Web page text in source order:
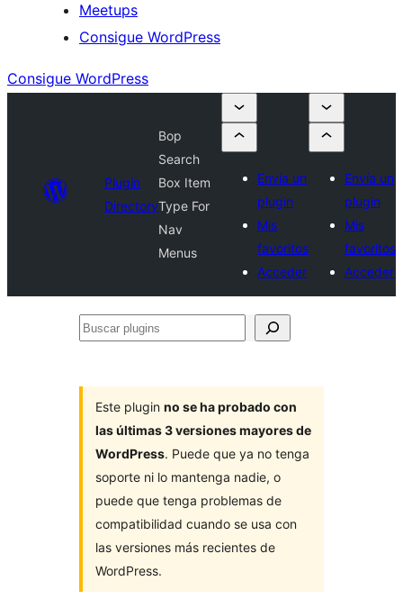
Meetups
Consigue WordPress
Consigue WordPress
Plugin
Directory
Bop
Search
Box Item
Type For
Nav
Menus
Envía un
plugin
Mis
favoritos
Acceder
Envía un
plugin
Mis
favoritos
Acceder
Buscar
Este plugin no se ha probado con
las últimas 3 versiones mayores de
WordPress. Puede que ya no tenga
soporte ni lo mantenga nadie, o
puede que tenga problemas de
compatibilidad cuando se usa con
las versiones más recientes de
WordPress.